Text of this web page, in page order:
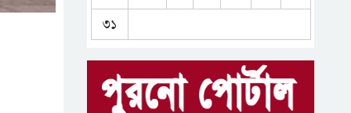
চব্বিশের মামলার তদন্ত,
রপ্তানিতে ঊর্ধ্বমুখী প্রবণতা নিয়ে
অর্থবছর শুরু
জুলাই আন্দোলনের পরিচিত
৩১